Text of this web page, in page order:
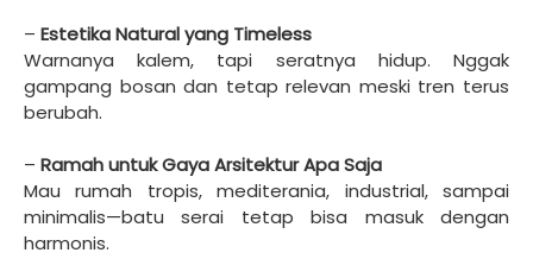
– Estetika Natural yang Timeless
Warnanya kalem, tapi seratnya hidup. Nggak
gampang bosan dan tetap relevan meski tren terus
berubah.
– Ramah untuk Gaya Arsitektur Apa Saja
Mau rumah tropis, mediterania, industrial, sampai
minimalis—batu serai tetap bisa masuk dengan
harmonis.